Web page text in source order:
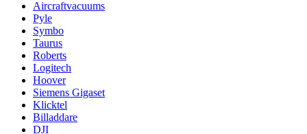
Aircraftvacuums
Pyle
Symbo
Taurus
Roberts
Logitech
Hoover
Siemens Gigaset
Klicktel
Billaddare
DJI